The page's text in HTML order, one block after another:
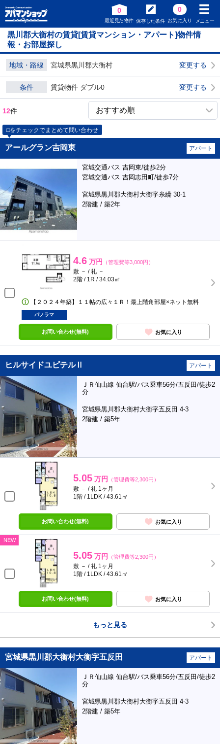
0
最近見た物件 保存した条件
0
お気に入り メニュー
黒川郡大衡村の賃貸[賃貸マンション・アパート]物件情
報・お部屋探し
地域・路線 宮城県黒川郡大衡村 変更する
条件 賃貸物件 ダブル0 変更する
12件
□をチェックでまとめて問い合わせ
アールグラン吉岡東 アパート
宮城交通バス 吉岡東/徒歩2分
宮城交通バス 吉岡志田町/徒歩7分
宮城県黒川郡大衡村大衡字糸繰 30-1
2階建 / 築2年
4.6 万円 （管理費等3,000円）
敷 － / 礼 －
2階 / 1R / 34.03㎡
【２０２４年築】１１帖の広々１Ｒ！最上階角部屋×ネット無料
パノラマ
お問い合わせ(無料) お気に入り
ヒルサイドユピテルⅡ アパート
ＪＲ仙山線 仙台駅/バス乗車56分/五反田/徒歩2
分
宮城県黒川郡大衡村大衡字五反田 4-3
2階建 / 築5年
5.05 万円 （管理費等2,300円）
敷 － / 礼 1ヶ月
1階 / 1LDK / 43.61㎡
お問い合わせ(無料) お気に入り
NEW
5.05 万円 （管理費等2,300円）
敷 － / 礼 1ヶ月
1階 / 1LDK / 43.61㎡
お問い合わせ(無料) お気に入り
もっと見る
宮城県黒川郡大衡村大衡字五反田 アパート
ＪＲ仙山線 仙台駅/バス乗車56分/五反田/徒歩2
分
宮城県黒川郡大衡村大衡字五反田 4-3
2階建 / 築5年